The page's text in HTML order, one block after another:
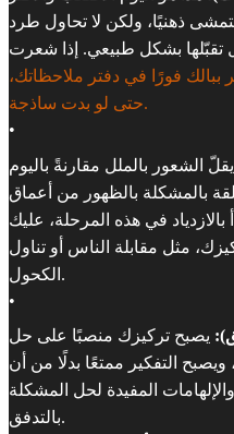
ذهنيًا، ولكن لا تحاول طرد
تقبّلها بشكل طبيعي. إذا شعرت
ببالك فورًا في دفتر ملاحظاتك،
حتى لو بدت ساذجة.
•
يقلّ الشعور بالملل مقارنةً باليوم
بالمشكلة بالظهور من أعماق
في هذه المرحلة، عليك
مثل مقابلة الناس أو تناول
الكحول.
•
يصبح تركيزك منصبًا على حل
بنسبة تزيد عن 70-80%، ويصبح التفكير ممتعًا بدلًا من أن
المفيدة لحل المشكلة
بالتدفق.